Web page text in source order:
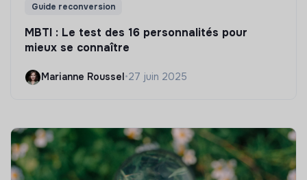
Guide reconversion
MBTI : Le test des 16 personnalités pour
mieux se connaître
Marianne Roussel •27 juin 2025